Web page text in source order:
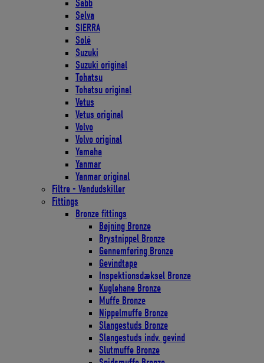
Sabb
Selva
SIERRA
Solé
Suzuki
Suzuki original
Tohatsu
Tohatsu original
Vetus
Vetus original
Volvo
Volvo original
Yamaha
Yanmar
Yanmar original
Filtre - Vandudskiller
Fittings
Bronze fittings
Bøjning Bronze
Brystnippel Bronze
Gennemføring Bronze
Gevindtape
Inspektionsdæksel Bronze
Kuglehane Bronze
Muffe Bronze
Nippelmuffe Bronze
Slangestuds Bronze
Slangestuds indv. gevind
Slutmuffe Bronze